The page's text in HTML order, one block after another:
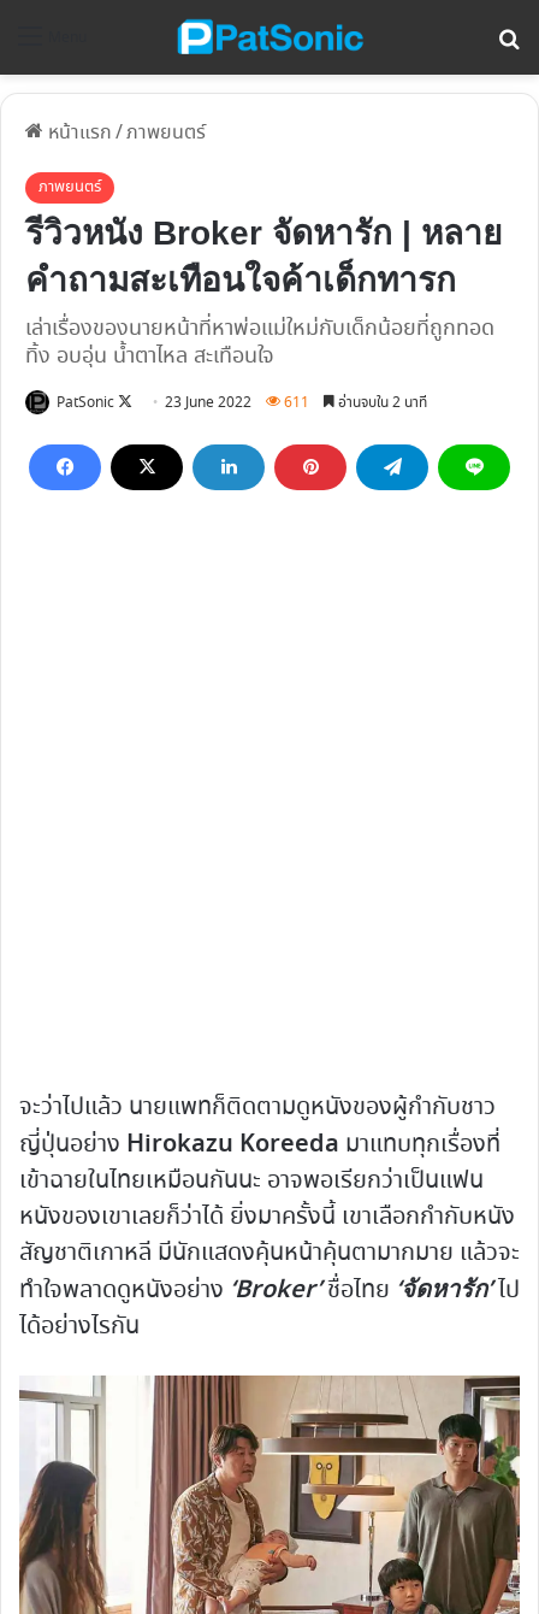
หน้าแรก/ภาพยนตร์
ภาพยนตร์
รีวิวหนัง Broker จัดหารัก | หลาย
คำถามสะเทือนใจค้าเด็กทารก
เล่าเรื่องของนายหน้าที่หาพ่อแม่ใหม่กับเด็กน้อยที่ถูกทอด
ทิ้ง อบอุ่น น้ำตาไหล สะเทือนใจ
PatSonic
Follow23 June 2022 611 อ่านจบใน 2 นาที
จะว่าไปแล้ว นายแพทก็ติดตามดูหนังของผู้กำกับชาว
ญี่ปุ่นอย่าง Hirokazu Koreeda มาแทบทุกเรื่องที่
เข้าฉายในไทยเหมือนกันนะ อาจพอเรียกว่าเป็นแฟน
หนังของเขาเลยก็ว่าได้ ยิ่งมาครั้งนี้ เขาเลือกกำกับหนัง
สัญชาติเกาหลี มีนักแสดงคุ้นหน้าคุ้นตามากมาย แล้วจะ
ทำใจพลาดดูหนังอย่าง ‘Broker’ชื่อไทย ‘จัดหารัก’ไป
ได้อย่างไรกัน